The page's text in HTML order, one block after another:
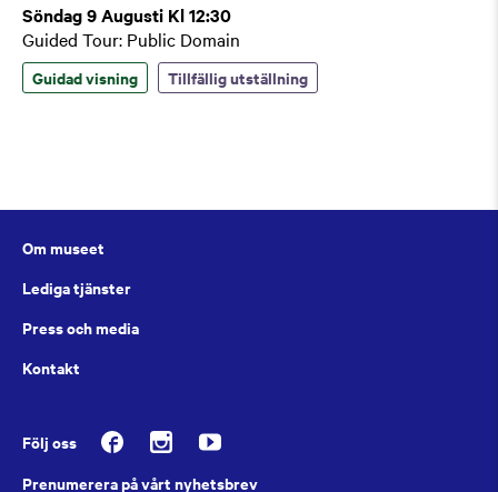
Söndag 9 Augusti Kl 12:30
Guided Tour: Public Domain
Guidad visning Tillfällig utställning
Om museet
Lediga tjänster
Press och media
Kontakt
Följ oss
Prenumerera på vårt nyhetsbrev